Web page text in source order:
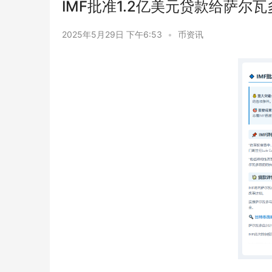
IMF批准1.2亿美元贷款给萨尔瓦
2025年5月29日 下午6:53 • 币资讯